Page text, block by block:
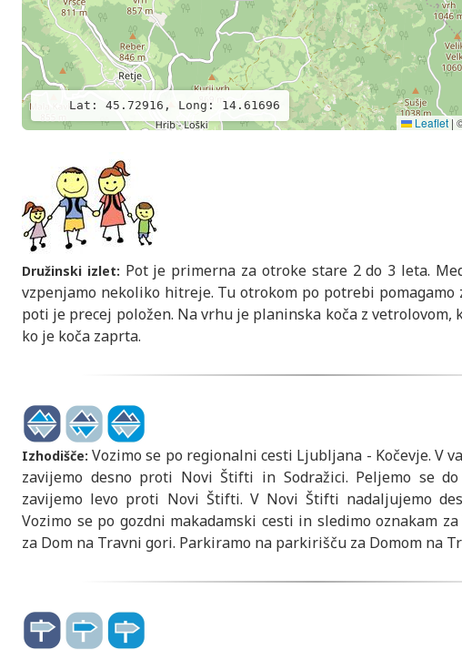
Lat: 45.72916, Long: 14.61696
Leaflet |
Družinski izlet: Pot je primerna za otroke stare 2 do 3 leta.
vzpenjamo nekoliko hitreje. Tu otrokom po potrebi pomagamo
poti je precej položen. Na vrhu je planinska koča z vetrolovom,
ko je koča zaprta.
Izhodišče: Vozimo se po regionalni cesti Ljubljana - Kočevje. V
zavijemo desno proti Novi Štifti in Sodražici. Peljemo se
zavijemo levo proti Novi Štifti. V Novi Štifti nadaljujemo
Vozimo se po gozdni makadamski cesti in sledimo oznakam
za Dom na Travni gori. Parkiramo na parkirišču za Domom na